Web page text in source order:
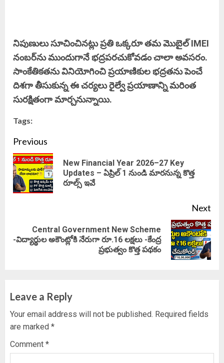
నిపుణులు సూచించినట్లు ప్రతి ఒక్కరూ తమ మొబైల్ IMEI
నంబర్‌ను ముందుగానే భద్రపరచుకోవడం చాలా అవసరం.
సాంకేతికతను వినియోగించి ప్రయాణికుల భద్రతను పెంచే
దిశగా తీసుకున్న ఈ చర్యలు రైల్వే ప్రయాణాన్ని మరింత
సురక్షితంగా మార్చనున్నాయి.
Tags:
Continue
Reading
Previous
New Financial Year 2026–27 Key
Updates – ఏప్రిల్ 1 నుండి మారనున్న కొత్త
రూల్స్ ఇవే
Next
Next
Central Government New Scheme
-విద్యార్థుల అకౌంట్లోకి నేరుగా రూ.16 లక్షలు -కేంద్ర
ప్రభుత్వం కొత్త పథకం
Leave a Reply
Your email address will not be published. Required fields
are marked *
Comment *